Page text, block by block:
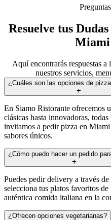
Resuelve tus
Miami
Aquí encontrarás respuestas a
nuestros servicios,
¿Cuáles son las opciones de
En Siamo Ristorante ofrecemos
clásicas hasta innovadoras,
invitamos a pedir pizza en
sabores únicos.
¿Cómo puedo hacer un pedido
Puedes pedir delivery a través
selecciona tus platos favoritos
auténtica comida italiana en la
¿Ofrecen opciones vegetarianas?